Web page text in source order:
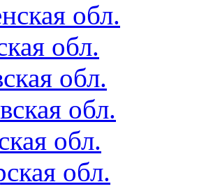
обл.
обл.
обл.
обл.
обл.
обл.